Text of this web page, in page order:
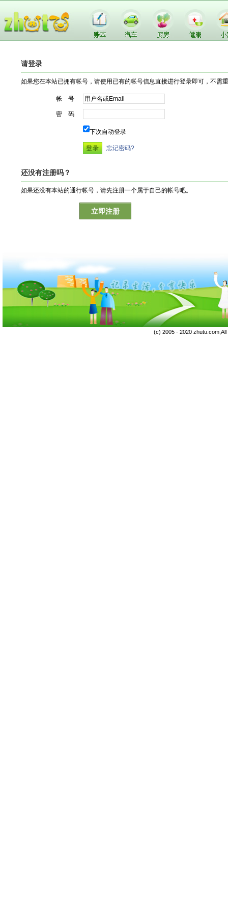
请登录
如果您在本站已拥有帐号，请使用已有的帐号信息直接进行登录即可，不需
帐 号
密 码
下次自动登录
忘记密码?
还没有注册吗？
如果还没有本站的通行帐号，请先注册一个属于自己的帐号吧。
立即注册
(c) 2005 - 2020